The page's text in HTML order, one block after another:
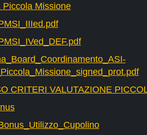
Piccola Missione
CRITERI VALUTAZIONE